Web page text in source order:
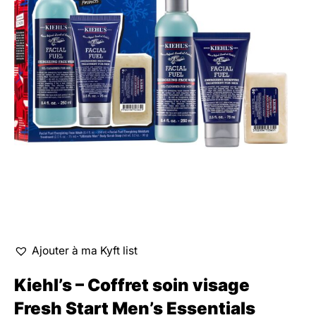
Ajouter à ma Kyft list
Kiehl’s – Coffret soin visage
Fresh Start Men’s Essentials